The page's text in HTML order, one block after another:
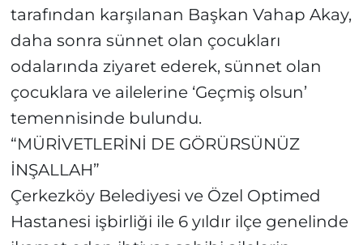
tarafından karşılanan Başkan Vahap Akay,
daha sonra sünnet olan çocukları
odalarında ziyaret ederek, sünnet olan
çocuklara ve ailelerine ‘Geçmiş olsun’
temennisinde bulundu.
“MÜRİVETLERİNİ DE GÖRÜRSÜNÜZ
İNŞALLAH”
Çerkezköy Belediyesi ve Özel Optimed
Hastanesi işbirliği ile 6 yıldır ilçe genelinde